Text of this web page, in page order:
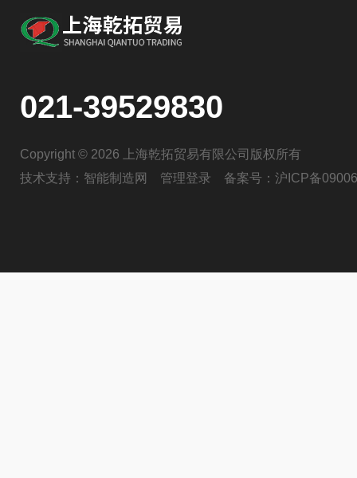
021-39529830
Copyright © 2026 上海乾拓贸易有限公司版权所有
技术支持： 智能制造网 管理登录 备案号： 沪ICP备